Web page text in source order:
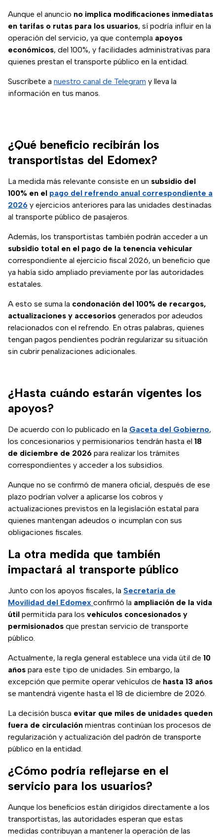
Aunque el anuncio no implica modificaciones inmediatas
en tarifas o rutas para los usuarios, sí podría influir en la
operación del servicio, ya que contempla apoyos
económicos, del 100%, y facilidades administrativas para
quienes prestan el transporte público en la entidad.
Suscríbete a nuestro canal de Telegram y lleva la
información en tus manos.
¿Qué beneficio recibirán los
transportistas del Edomex?
La medida más relevante consiste en un subsidio del
100% en el pago del refrendo anual correspondiente a
2026 y ejercicios anteriores para las unidades destinadas
al transporte público de pasajeros.
Además, los transportistas también podrán acceder a un
subsidio total en el pago de la tenencia vehicular
correspondiente al ejercicio fiscal 2026, un beneficio que
ya había sido ampliado previamente por las autoridades
estatales.
A esto se suma la condonación del 100% de recargos,
actualizaciones y accesorios generados por adeudos
relacionados con el refrendo. En otras palabras, quienes
tengan pagos pendientes podrán regularizar su situación
sin cubrir penalizaciones adicionales.
¿Hasta cuándo estarán vigentes los
apoyos?
De acuerdo con lo publicado en la Gaceta del Gobierno,
los concesionarios y permisionarios tendrán hasta el 18
de diciembre de 2026 para realizar los trámites
correspondientes y acceder a los subsidios.
Aunque no se confirmó de manera oficial, después de ese
plazo podrían volver a aplicarse los cobros y
actualizaciones previstos en la legislación estatal para
quienes mantengan adeudos o incumplan con sus
obligaciones fiscales.
La otra medida que también
impactará al transporte público
Junto con los apoyos fiscales, la Secretaría de
Movilidad del Edomex confirmó la ampliación de la vida
útil permitida para los vehículos concesionados y
permisionados que prestan servicio de transporte
público.
Actualmente, la regla general establece una vida útil de 10
años para este tipo de unidades. Sin embargo, la
excepción que permite operar vehículos de hasta 13 años
se mantendrá vigente hasta el 18 de diciembre de 2026.
La decisión busca evitar que miles de unidades queden
fuera de circulación mientras continúan los procesos de
regularización y actualización del padrón de transporte
público en la entidad.
¿Cómo podría reflejarse en el
servicio para los usuarios?
Aunque los beneficios están dirigidos directamente a los
transportistas, las autoridades esperan que estas
medidas contribuyan a mantener la operación de las